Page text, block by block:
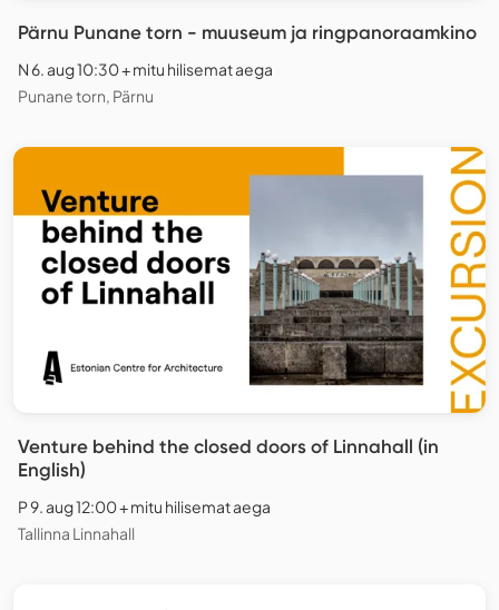
Pärnu Punane torn - muuseum ja ringpanoraamkino
N 6. aug 10:30 + mitu hilisemat aega
Punane torn, Pärnu
Venture behind the closed doors of Linnahall (in
English)
P 9. aug 12:00 + mitu hilisemat aega
Tallinna Linnahall